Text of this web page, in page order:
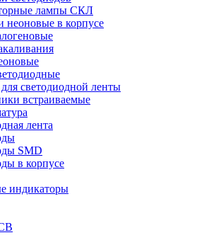
лампы СКЛ
неоновые в корпусе
светодиодной ленты
встраиваемые
лента
SMD
в корпусе
индикаторы